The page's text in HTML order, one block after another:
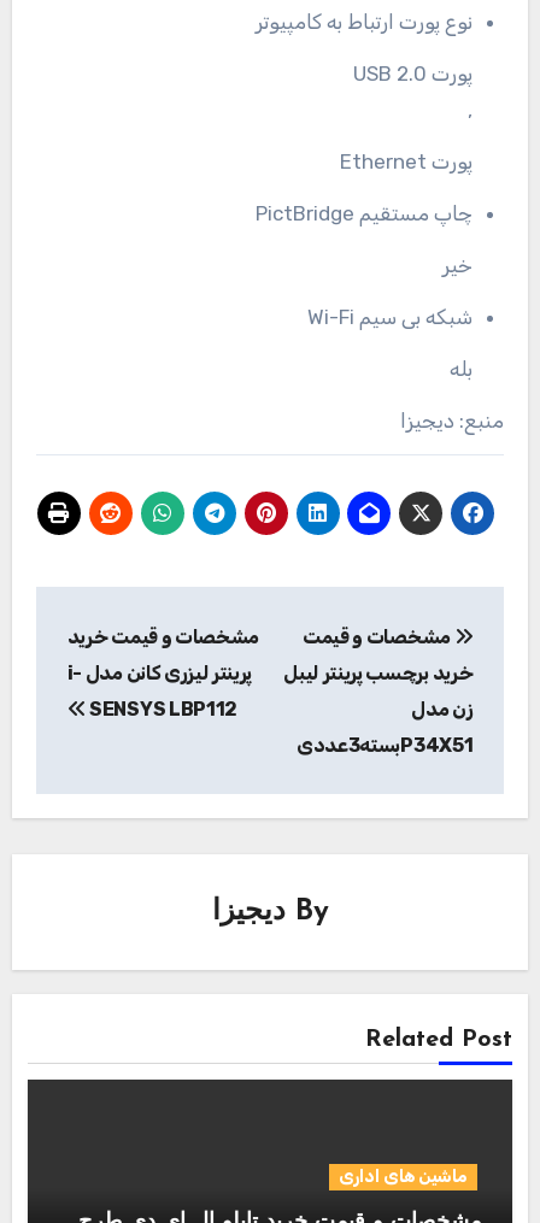
نوع پورت ارتباط به کامپیوتر
پورت USB 2.0
,
پورت Ethernet
چاپ مستقیم PictBridge
خیر
شبکه بی سیم Wi-Fi
بله
منبع: دیجیزا
نوشته
مشخصات و قیمت
خرید برچسب پرینتر لیبل
زن مدل
P34X51بسته3عددی
مشخصات و قیمت خرید
پرینتر لیزری کانن مدل i-
SENSYS LBP112
By دیجیزا
Related Post
ماشین های اداری